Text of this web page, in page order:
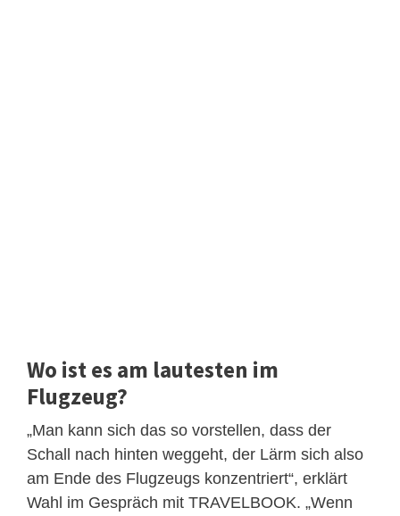
Wo ist es am lautesten im
Flugzeug?
„Man kann sich das so vorstellen, dass der
Schall nach hinten weggeht, der Lärm sich also
am Ende des Flugzeugs konzentriert“, erklärt
Wahl im Gespräch mit TRAVELBOOK. „Wenn